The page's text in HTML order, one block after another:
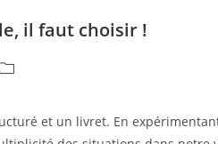
il faut choisir !
et un livret. En